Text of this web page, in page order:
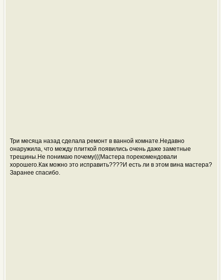
Три месяца назад сделала ремонт в ванной комнате.Недавно
онаружила, что между плиткой появились очень даже заметные
трещины.Не понимаю почему(((Мастера порекомендовали
хорошего.Как можно это исправить????И есть ли в этом вина мастера?
Заранее спасибо.